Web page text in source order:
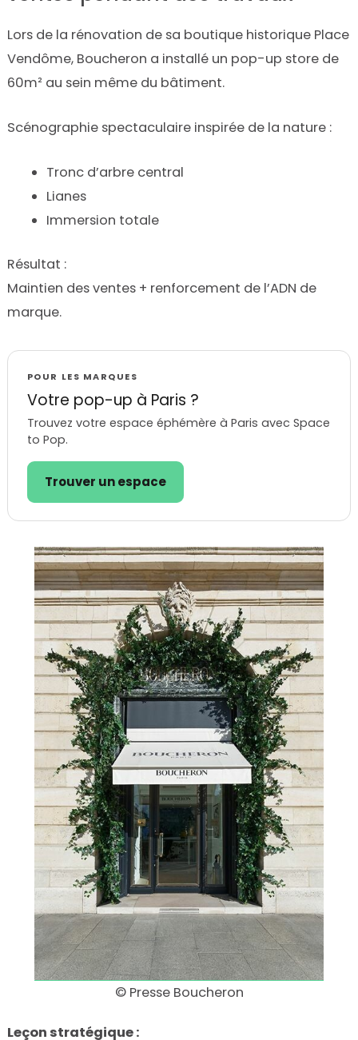
Lors de la rénovation de sa boutique historique Place
Vendôme, Boucheron a installé un pop-up store de
60m² au sein même du bâtiment.
Scénographie spectaculaire inspirée de la nature :
Tronc d’arbre central
Lianes
Immersion totale
Résultat :
Maintien des ventes + renforcement de l’ADN de
marque.
POUR LES MARQUES
Votre pop-up à Paris ?
Trouvez votre espace éphémère à Paris avec Space
to Pop.
Trouver un espace
© Presse Boucheron
Leçon stratégique :